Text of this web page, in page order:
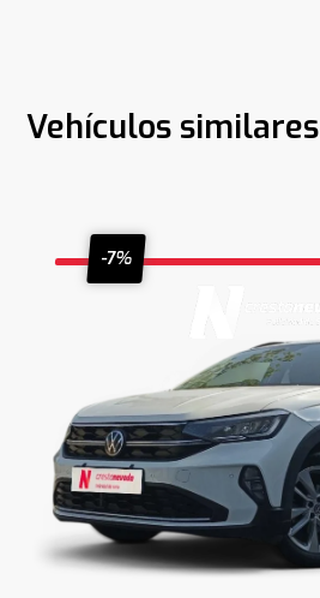
Vehículos similares
-7%